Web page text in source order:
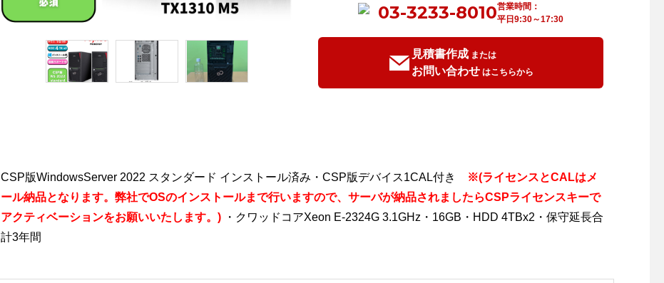
03-3233-8010営業時間：
平日9:30～17:30
見積書作成 または
お問い合わせ はこちらから
CSP版WindowsServer 2022 スタンダード インストール済み・CSP版デバイス1CAL付き
※(ライセンスとCALはメ
ール納品となります。弊社でOSのインストールまで行いますので、サーバが納品されましたらCSPライセンスキーで
アクティベーションをお願いいたします。)
・クワッドコアXeon E-2324G 3.1GHz・16GB・HDD 4TBx2・保守延長合
計3年間